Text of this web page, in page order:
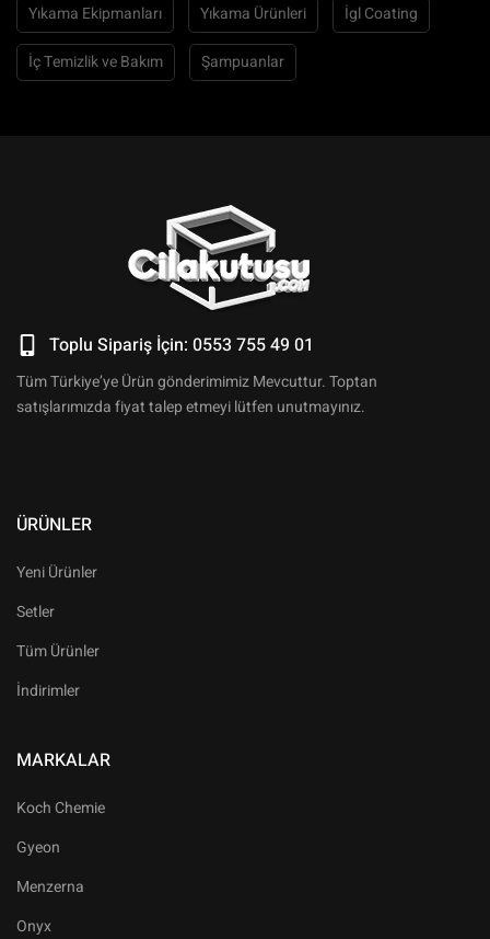
Yıkama Ekipmanları Yıkama Ürünleri İgl Coating
İç Temizlik ve Bakım Şampuanlar
Toplu Sipariş İçin: 0553 755 49 01
Tüm Türkiye’ye Ürün gönderimimiz Mevcuttur. Toptan
satışlarımızda fiyat talep etmeyi lütfen unutmayınız.
ÜRÜNLER
Yeni Ürünler
Setler
Tüm Ürünler
İndirimler
MARKALAR
Koch Chemie
Gyeon
Menzerna
Onyx